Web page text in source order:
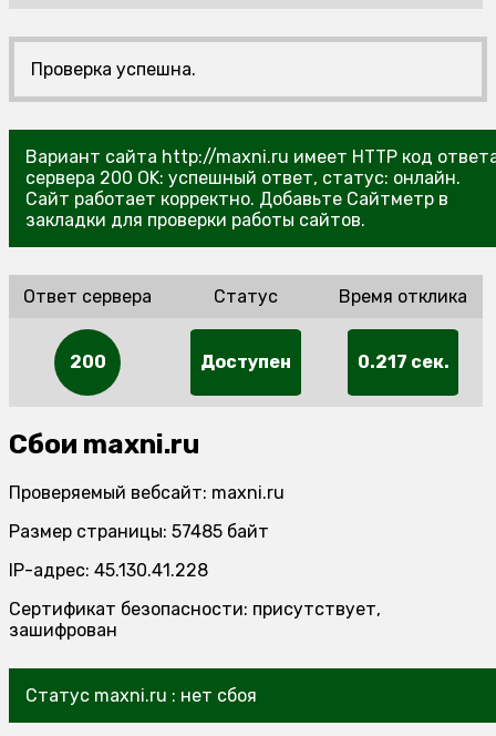
Проверка успешна.
Вариант сайта http://maxni.ru имеет HTTP код
сервера 200 OK: успешный ответ, статус: онлайн.
Сайт работает корректно. Добавьте Сайтметр в
закладки для проверки работы сайтов.
Ответ сервера
200
Статус
Доступен
Время отклика
0.217 сек.
Сбои maxni.ru
Проверяемый вебсайт: maxni.ru
Размер страницы: 57485 байт
IP-адрес: 45.130.41.228
Сертификат безопасности: присутствует,
зашифрован
Статус maxni.ru : нет сбоя